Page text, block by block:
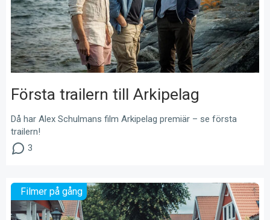
Första trailern till Arkipelag
Då har Alex Schulmans film Arkipelag premiär – se första
trailern!
3
Filmer på gång